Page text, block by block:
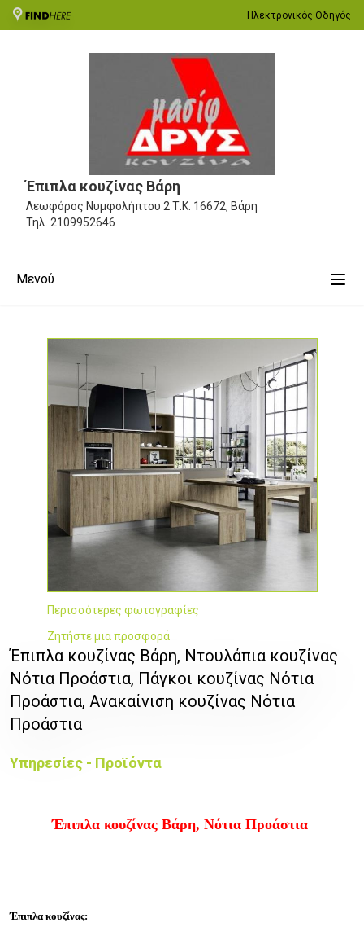
Ηλεκτρονικός Οδηγός
Έπιπλα κουζίνας Βάρη
Λεωφόρος Νυμφολήπτου 2 Τ.Κ. 16672, Βάρη
Τηλ. 2109952646
Μενού
Περισσότερες φωτογραφίες
Ζητήστε μια προσφορά
Έπιπλα κουζίνας Βάρη, Ντουλάπια κουζίνας
Νότια Προάστια, Πάγκοι κουζίνας Νότια
Προάστια, Ανακαίνιση κουζίνας Νότια
Προάστια
Υπηρεσίες - Προϊόντα
Έπιπλα κουζίνας Βάρη, Νότια Προάστια
Έπιπλα κουζίνας: